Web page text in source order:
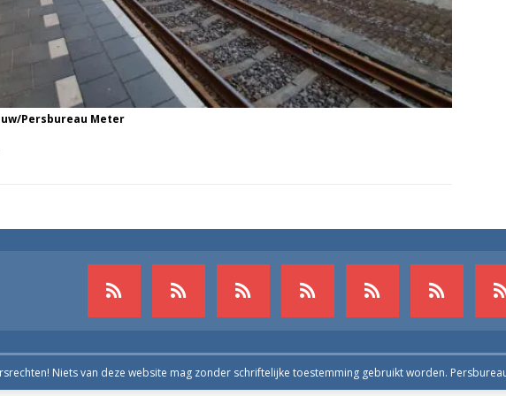
Persbureau Meter
Niets van deze website mag zonder schriftelijke toestemming gebruikt worden.